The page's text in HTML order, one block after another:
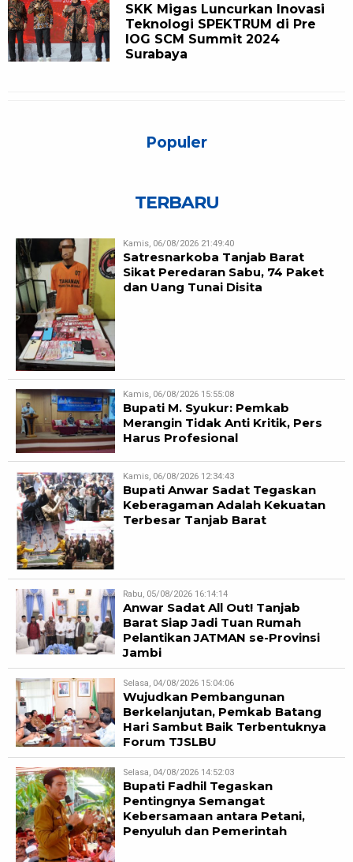
SKK Migas Luncurkan Inovasi
Teknologi SPEKTRUM di Pre
IOG SCM Summit 2024
Surabaya
Populer
TERBARU
Kamis, 06/08/2026 21:49:40
Satresnarkoba Tanjab Barat
Sikat Peredaran Sabu, 74 Paket
dan Uang Tunai Disita
Kamis, 06/08/2026 15:55:08
Bupati M. Syukur: Pemkab
Merangin Tidak Anti Kritik, Pers
Harus Profesional
Kamis, 06/08/2026 12:34:43
Bupati Anwar Sadat Tegaskan
Keberagaman Adalah Kekuatan
Terbesar Tanjab Barat
Rabu, 05/08/2026 16:14:14
Anwar Sadat All Out! Tanjab
Barat Siap Jadi Tuan Rumah
Pelantikan JATMAN se-Provinsi
Jambi
Selasa, 04/08/2026 15:04:06
Wujudkan Pembangunan
Berkelanjutan, Pemkab Batang
Hari Sambut Baik Terbentuknya
Forum TJSLBU
Selasa, 04/08/2026 14:52:03
Bupati Fadhil Tegaskan
Pentingnya Semangat
Kebersamaan antara Petani,
Penyuluh dan Pemerintah